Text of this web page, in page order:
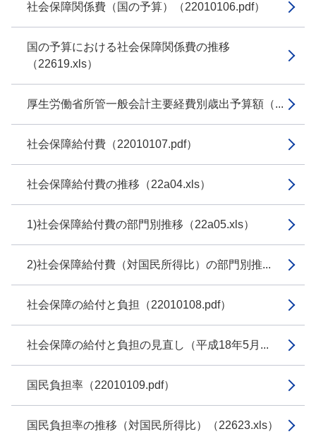
社会保障関係費（国の予算）（22010106.pdf）
国の予算における社会保障関係費の推移
（22619.xls）
厚生労働省所管一般会計主要経費別歳出予算額（...
社会保障給付費（22010107.pdf）
社会保障給付費の推移（22a04.xls）
1)社会保障給付費の部門別推移（22a05.xls）
2)社会保障給付費（対国民所得比）の部門別推...
社会保障の給付と負担（22010108.pdf）
社会保障の給付と負担の見直し（平成18年5月...
国民負担率（22010109.pdf）
国民負担率の推移（対国民所得比）（22623.xls）